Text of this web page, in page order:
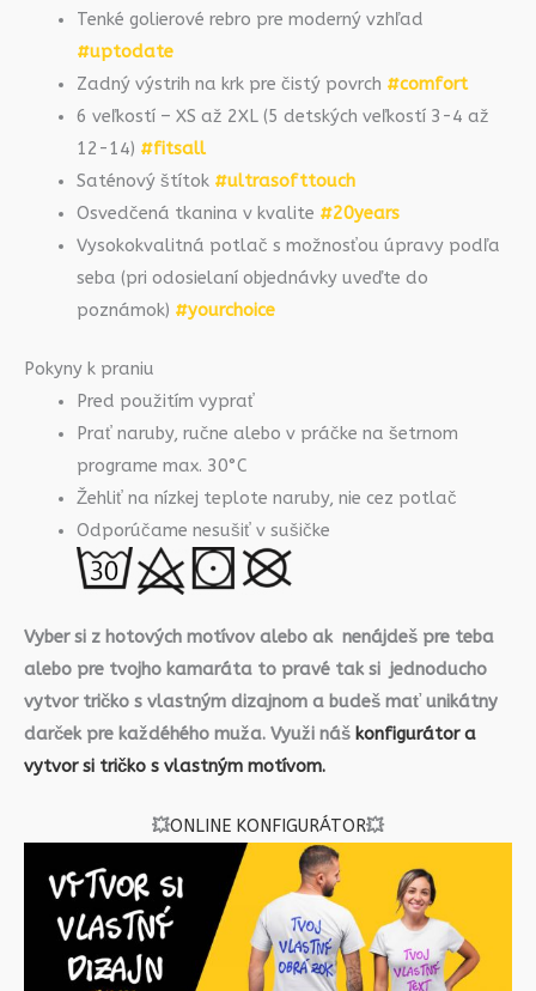
Tenké golierové rebro pre moderný vzhľad
#uptodate
Zadný výstrih na krk pre čistý povrch #comfort
6 veľkostí – XS až 2XL (5 detských veľkostí 3-4 až
12-14) #fitsall
Saténový štítok #ultrasofttouch
Osvedčená tkanina v kvalite #20years
Vysokokvalitná potlač s možnosťou úpravy podľa
seba (pri odosielaní objednávky uveďte do
poznámok) #yourchoice
Pokyny k praniu
Pred použitím vyprať
Prať naruby, ručne alebo v práčke na šetrnom
programe max. 30°C
Žehliť na nízkej teplote naruby, nie cez potlač
Odporúčame nesušiť v sušičke
Vyber si z hotových motívov alebo ak nenájdeš pre teba
alebo pre tvojho kamaráta to pravé tak si jednoducho
vytvor tričko s vlastným dizajnom a budeš mať unikátny
darček pre každéhého muža. Využi náš konfigurátor a
vytvor si tričko s vlastným motívom.
💥ONLINE KONFIGURÁTOR💥